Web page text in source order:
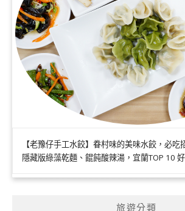
【老豫仔手工水餃】眷村味的美味水餃，必吃
隱藏版綠藻乾麵、餛飩酸辣湯，宜蘭TOP 10
旅遊分類